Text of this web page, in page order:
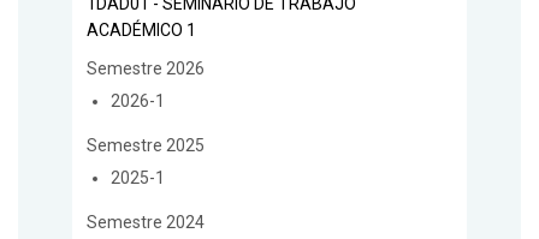
ACADÉMICO 1
Semestre 2026
2026-1
Semestre 2025
2025-1
Semestre 2024